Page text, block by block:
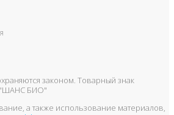
законом. Товарный знак
"ШАНС БИО"
а также использование материалов,